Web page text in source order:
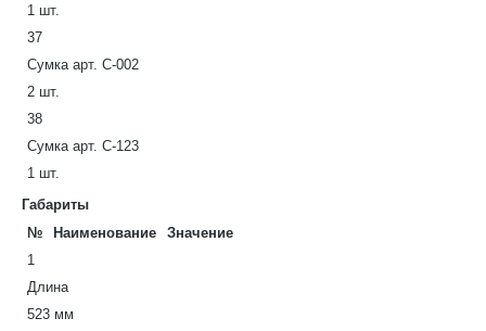
1 шт.
37
Сумка арт. С-002
2 шт.
38
Сумка арт. С-123
1 шт.
Габариты
№
Наименование
Значение
1
Длина
523 мм